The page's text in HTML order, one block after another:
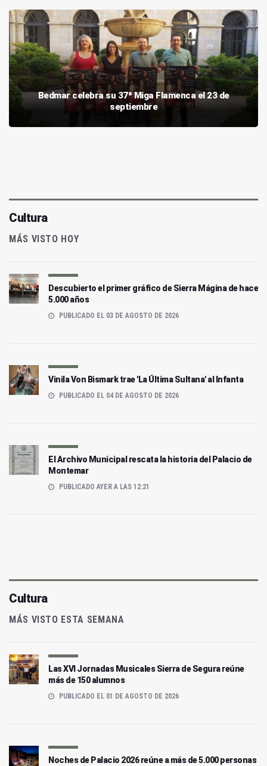
Bedmar celebra su 37ª Miga Flamenca el 23 de
septiembre
Cultura
MÁS VISTO HOY
Descubierto el primer gráfico de Sierra Mágina de hace
5.000 años
PUBLICADO EL 03 DE AGOSTO DE 2026
Vinila Von Bismark trae 'La Última Sultana' al Infanta
PUBLICADO EL 04 DE AGOSTO DE 2026
El Archivo Municipal rescata la historia del Palacio de
Montemar
PUBLICADO AYER A LAS 12:21
Cultura
MÁS VISTO ESTA SEMANA
Las XVI Jornadas Musicales Sierra de Segura reúne
más de 150 alumnos
PUBLICADO EL 01 DE AGOSTO DE 2026
Noches de Palacio 2026 reúne a más de 5.000 personas